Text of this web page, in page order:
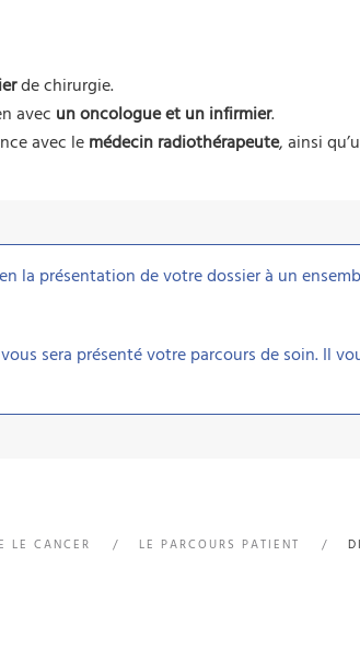
de chirurgie.
avec un oncologue et un infirmier.
avec le médecin radiothérapeute, ainsi
la présentation de votre dossier à un
sera présenté votre parcours de soin. Il
LE CANCER LE PARCOURS PATIENT